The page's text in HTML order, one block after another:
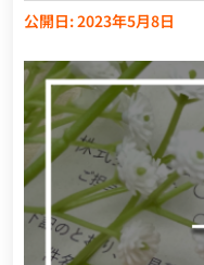
公開日: 2023年5月8日